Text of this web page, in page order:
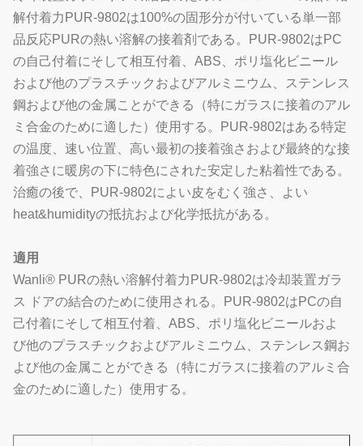
解付着力PUR-9802は100%の固形分が付いている単一部
品反応PURの熱い溶解の接着剤である。PUR-9802はPC
の自己付着にそして相互付着、ABS、ポリ塩化ビニール
および他のプラスチックおよびアルミニウム、ステンレス
鋼および他の金属ことができる（特にガラスに接着のアル
ミ合金のために適した）使用する。PUR-9802はある特定
の温度、速い位置、高い最初の接着強さおよび最終的な接
着強さに暖房の下に特色にされた安定した粘着性である。
治癒の後で、PUR-9802によい皮をむく強さ、よい
heat&humidityの抵抗および化学抵抗がある。
適用
Wanli® PURの熱い溶解付着力PUR-9802は冷却装置ガラ
ス ドアの結合のために使用される。PUR-9802はPCの自
己付着にそして相互付着、ABS、ポリ塩化ビニールおよ
び他のプラスチックおよびアルミニウム、ステンレス鋼お
よび他の金属ことができる（特にガラスに接着のアルミ合
金のために適した）使用する。